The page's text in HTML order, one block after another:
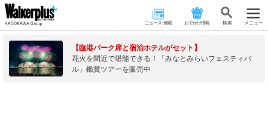
ニュース･連載 おでかけ情報 検 索 メニュー
【臨港パーク席と宿泊ホテルがセット】
花火を間近で堪能できる！「みなとみらいフェスティバ
ル」鑑賞ツアーを販売中